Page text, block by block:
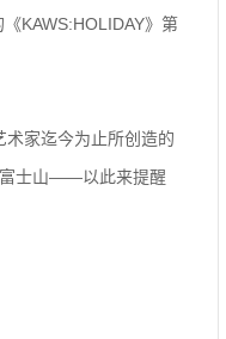
KAWS:HOLIDAY》第
家迄今为止所创造的
富士山——以此来提醒